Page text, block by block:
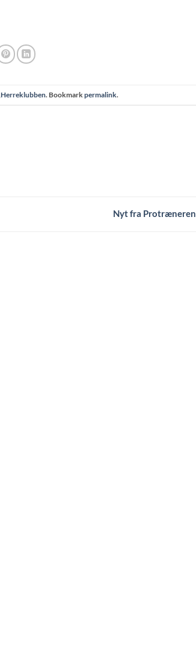
,Herreklubben. Bookmarkpermalink.
Nyt fra Protræneren